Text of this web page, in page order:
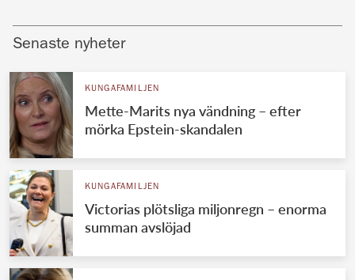
Senaste nyheter
KUNGAFAMILJEN
Mette-Marits nya vändning – efter
mörka Epstein-skandalen
KUNGAFAMILJEN
Victorias plötsliga miljonregn – enorma
summan avslöjad